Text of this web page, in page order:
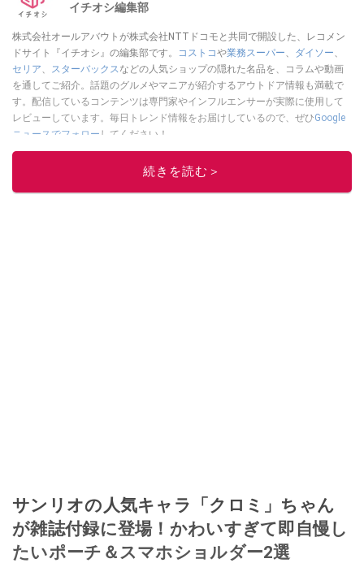
イチオシ編集部
株式会社オールアバウトが株式会社NTTドコモと共同で開設した、レコメン
ドサイト『イチオシ』の編集部です。
コストコや業務スーパー ダイソー
セリア
スターバックス などの人気ショップの隠れた名品を、コラムや動画
を通してご紹介。話題のグルメやマニアが紹介するアウトドア情報も満載で
す。配信しているコンテンツは専門家やインフルエンサーが実際に使用して
レビューしています。毎日トレンド情報をお届けしているので、ぜひGoogle
ニュースでフォロー してください！
続きを読む＞
サンリオの人気キャラ「クロミ」ちゃん
が雑誌付録に登場！かわいすぎて即自慢し
たいポーチ＆スマホショルダー2選